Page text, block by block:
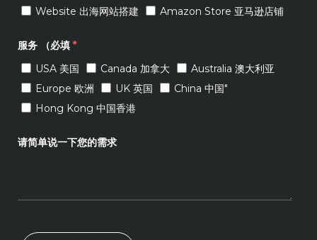
Website 出海网站搭建
Amazon Store 亚马逊店铺
服务 （必填 *
USA 美国
Canada 加拿大
Australia 澳大利亚
Europe 欧洲
UK 英国
China 中国"
Hong Kong 中国香港
请简单说一下您的需求